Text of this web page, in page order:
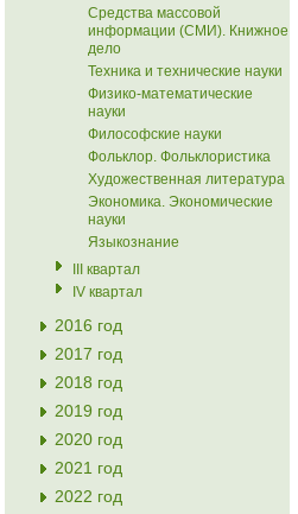
Средства массовой
информации (СМИ). Книжное
дело
Техника и технические науки
Физико-математические
науки
Философские науки
Фольклор. Фольклористика
Художественная литература
Экономика. Экономические
науки
Языкознание
III квартал
IV квартал
2016 год
2017 год
2018 год
2019 год
2020 год
2021 год
2022 год